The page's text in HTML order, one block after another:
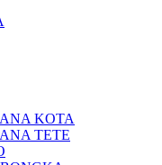
KOTA
TETE